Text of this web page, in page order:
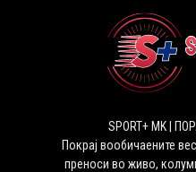
SPORT+ MK |
Покрај вообичаените
преноси во живо,